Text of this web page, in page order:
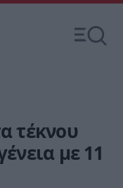
τέκνου
με 11